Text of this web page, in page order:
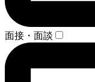
面接・面談